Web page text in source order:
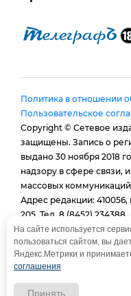
Политика в отношении
Пользовательское
Copyright © Сетевое
защищены. Запись о
выдано 30 ноября 2018
надзору в сфере связи,
массовых
Адрес редакции: 410056,
205. Тел. 8 (8452) 234388.
E-mail:
И.о. главного
При использовании
обязательна
На сайте используется
пользоваться сайтом, вы
Яндекс.Метрики и
соглашения
Принять